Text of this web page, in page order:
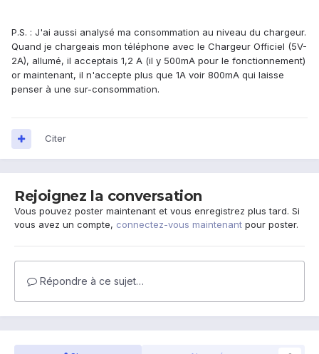
P.S. : J'ai aussi analysé ma consommation au niveau du chargeur.
Quand je chargeais mon téléphone avec le Chargeur Officiel (5V-
2A), allumé, il acceptais 1,2 A (il y 500mA pour le fonctionnement)
or maintenant, il n'accepte plus que 1A voir 800mA qui laisse
penser à une sur-consommation.
Citer
Rejoignez la conversation
Vous pouvez poster maintenant et vous enregistrez plus tard. Si
vous avez un compte, connectez-vous maintenant pour poster.
Répondre à ce sujet…